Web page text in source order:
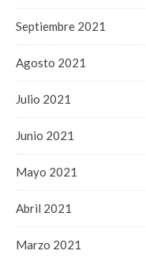
Septiembre 2021
Agosto 2021
Julio 2021
Junio 2021
Mayo 2021
Abril 2021
Marzo 2021